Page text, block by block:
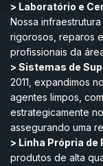
> Laboratório e
Nossa
rigorosos, reparos
profissionais da
> Sistemas de
2011, expandimos
agentes limpos,
estrategicamente
assegurando uma
> Linha Própria de
produtos de alta